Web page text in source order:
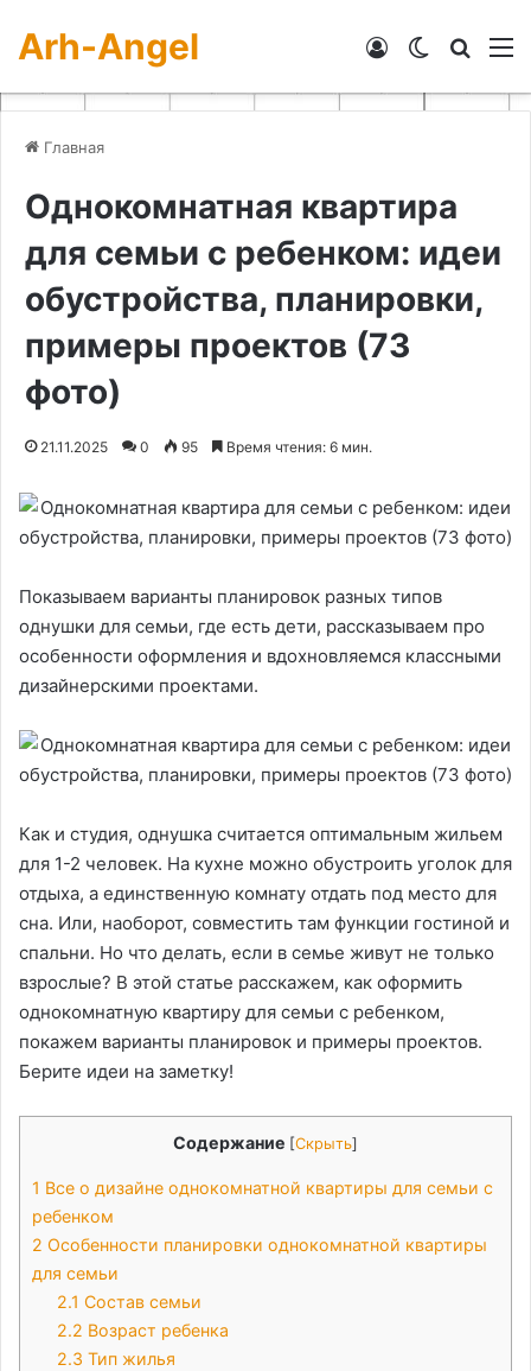
Arh-Angel Switch skin
Войти
Главная
Однокомнатная квартира
для семьи с ребенком: идеи
обустройства, планировки,
примеры проектов (73
фото)
21.11.2025 0 95 Время чтения: 6 мин.
Показываем варианты планировок разных типов
однушки для семьи, где есть дети, рассказываем про
особенности оформления и вдохновляемся классными
дизайнерскими проектами.
Как и студия, однушка считается оптимальным жильем
для 1-2 человек. На кухне можно обустроить уголок для
отдыха, а единственную комнату отдать под место для
сна. Или, наоборот, совместить там функции гостиной и
спальни. Но что делать, если в семье живут не только
взрослые? В этой статье расскажем, как оформить
однокомнатную квартиру для семьи с ребенком,
покажем варианты планировок и примеры проектов.
Берите идеи на заметку!
Содержание [Скрыть]
1 Все о дизайне однокомнатной квартиры для семьи с
ребенком
2 Особенности планировки однокомнатной квартиры
для семьи
2.1 Состав семьи
2.2 Возраст ребенка
2.3 Тип жилья